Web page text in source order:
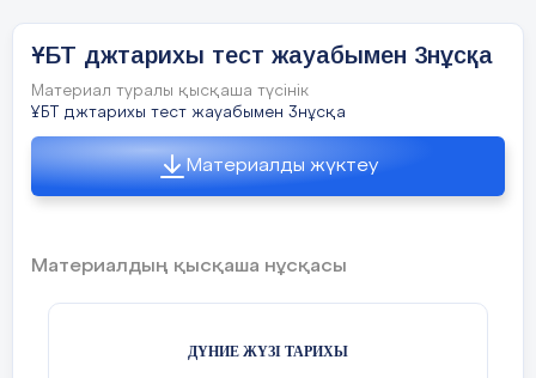
А) Э. Резерфорд
В) Г. Даймлер
С) Г. Лаваль
6. Менің бағыныштымның бағыныштысы маған бағынышты емес
ҰБТ джтарихы тест жауабымен 3нұсқа
Материал туралы қысқаша түсінік
ҰБТ джтарихы тест жауабымен 3нұсқа
Материалды жүктеу
Материалдың қысқаша нұсқасы
ДҮНИЕ ЖҮЗІ ТАРИХЫ